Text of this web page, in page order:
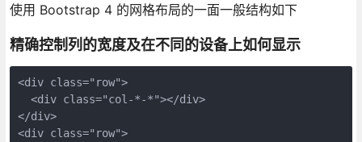
使用 Bootstrap 4 的网格布局的一面一般结构如下
精确控制列的宽度及在不同的设备上如何显示
<div class="row">
  <div class="col-*-*"></div>
</div>
<div class="row">